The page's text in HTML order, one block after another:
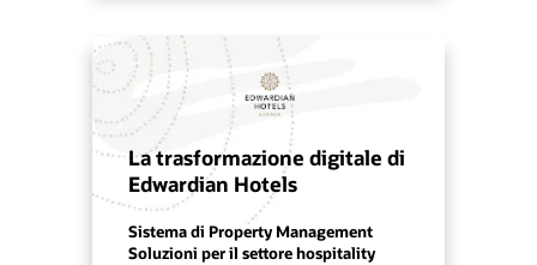
La trasformazione digitale di
Edwardian Hotels
Sistema di Property Management
Soluzioni per il settore hospitality